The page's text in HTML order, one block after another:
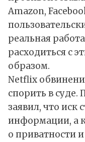
Amazon,
реальная
расходиться с
образом.
Netflix
спорить в
заявил, что иск
информации, а
о приватности